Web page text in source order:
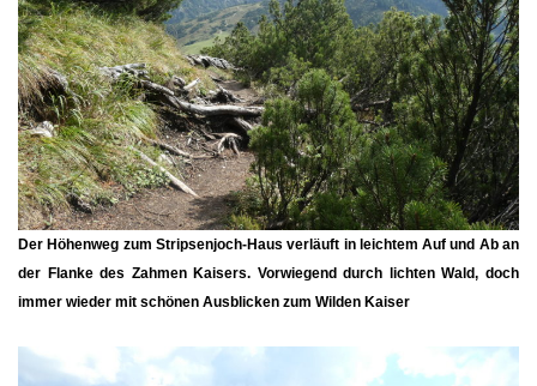
Der Höhenweg zum Stripsenjoch-Haus verläuft in leichtem Auf und Ab an
der Flanke des Zahmen Kaisers. Vorwiegend durch lichten Wald, doch
immer wieder mit schönen Ausblicken zum Wilden Kaiser